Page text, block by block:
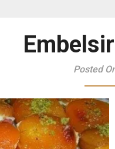
Posted